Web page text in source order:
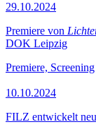
29.10.2024
Premiere von
DOK Leipzig
Premiere, Screening
10.10.2024
FILZ entwickelt